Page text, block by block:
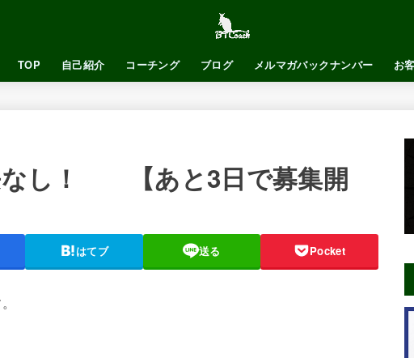
TOP 自己紹介 コーチング ブログ メルマガバックナンバー お
なし！ 【あと3日で募集開
はてブ 送る Pocket